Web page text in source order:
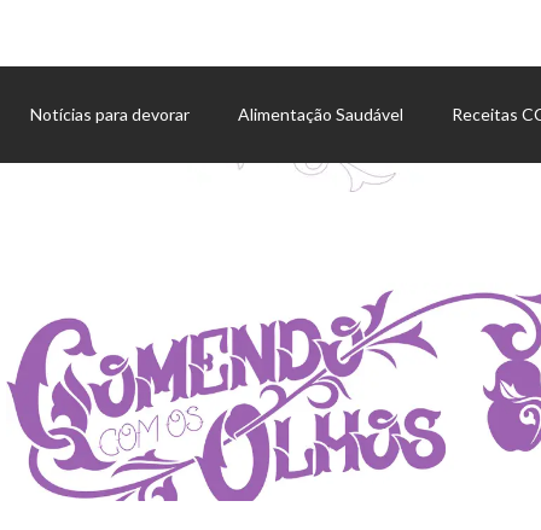
Notícias para devorar Alimentação Saudável Receitas